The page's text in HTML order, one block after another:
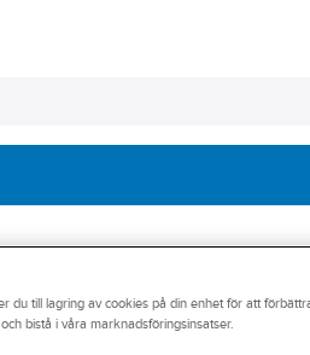
PFERD
Lamellrondell
du till lagring av cookies på din enhet för att
bistå i våra marknadsföringsinsatser.